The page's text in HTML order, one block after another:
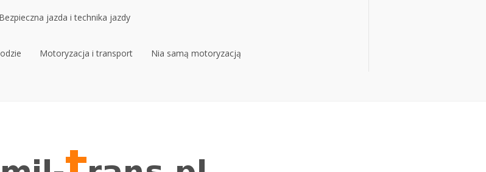
Bezpieczna jazda i technika jazdy
jazda i technika jazdy
Motoryzacja i transport Nia samą motoryzacją